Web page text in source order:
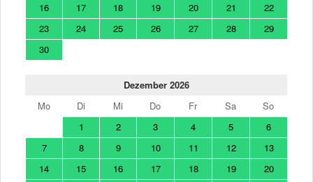
16
17 18 19 20 21
22
23
24 25 26 27 28
29
30
Dezember 2026
Mo
Di Mi Do Fr Sa
So
1
2 3 4 5
6
7
8 9 10 11 12
13
14
15 16 17 18 19
20